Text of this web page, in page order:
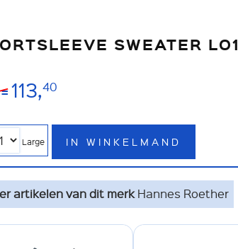
SWEATER
113,40
Large IN WINKELMAND
artikelen van dit merkHannes Roether